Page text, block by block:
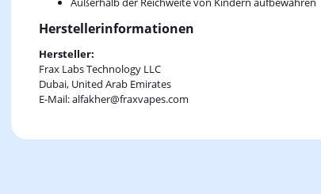
Herstellerinformationen
Hersteller:
Frax Labs Technology LLC
Dubai, United Arab Emirates
E-Mail: alfakher@fraxvapes.com